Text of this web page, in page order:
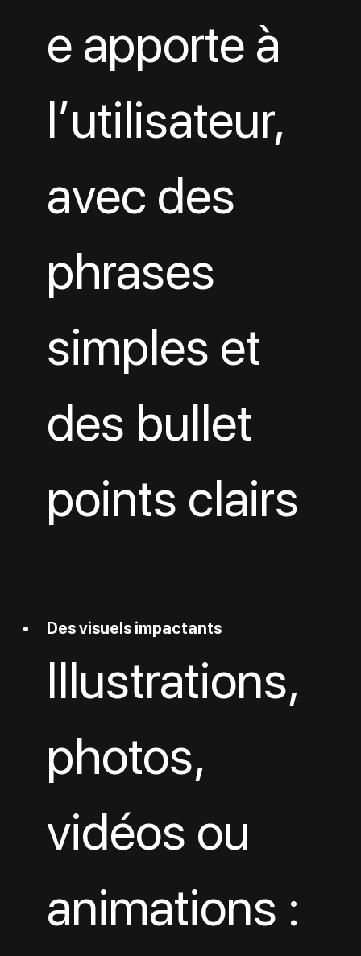
e apporte à
l’utilisateur,
avec des
phrases
simples et
des bullet
points clairs
Des visuels impactants
Illustrations,
photos,
vidéos ou
animations :